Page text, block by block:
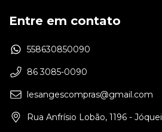
Entre em contato
558630850090
86 3085-0090
lesangescompras@gmail.com
Rua Anfrísio Lobão, 1196 - Jóquei